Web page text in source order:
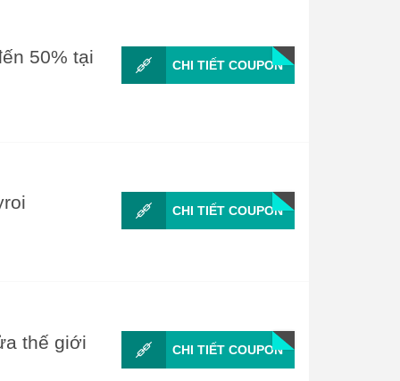
50% tại
CHI TIẾT COUPON
CHI TIẾT COUPON
thế giới
CHI TIẾT COUPON